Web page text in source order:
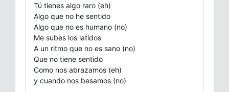
Tú tienes algo raro (eh)
Algo que no he sentido
Algo que no es humano (no)
Me subes los latidos
A un ritmo que no es sano (no)
Que no tiene sentido
Como nos abrazamos (eh)
y cuando nos besamos (no)